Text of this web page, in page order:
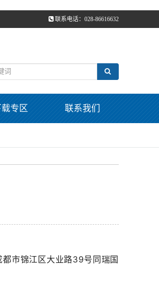
联系电话：028-86616632
专区 联系我们
市锦江区大业路39号同瑞国